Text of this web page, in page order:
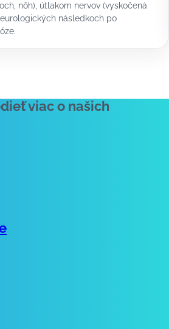
nôh), útlakom nervov (vyskočená
následkoch po
viac o našich